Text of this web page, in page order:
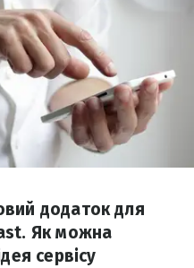
додаток для
Як можна
сервісу